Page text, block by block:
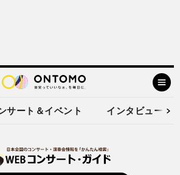
サート＆イベント インタビュー